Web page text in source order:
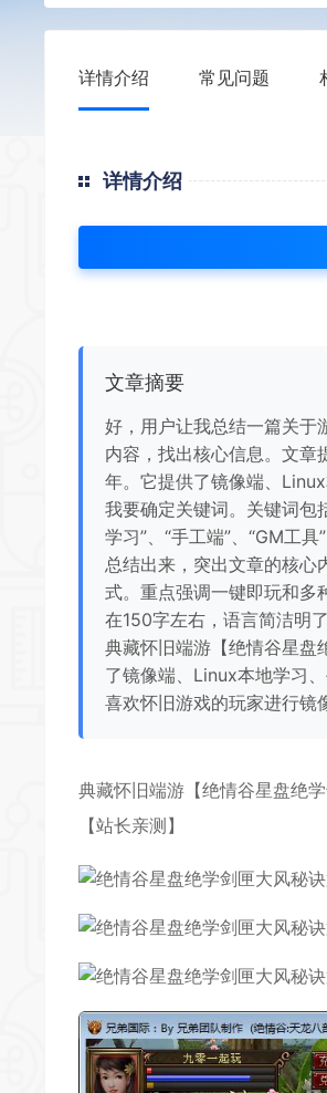
详情介绍 常见问题
详情介绍
文章摘要
好，用户让我总结一篇关于
内容，找出核心信息。文
年。它提供了镜像端、
我要确定关键词。关键词包
学习”、“手工端”、“GM工
总结出来，突出文章的核心
式。重点强调一键即玩和多
在150字左右，语言简洁明
典藏怀旧端游【绝情谷星盘
了镜像端、Linux本地学习
喜欢怀旧游戏的玩家进行镜
典藏怀旧端游【绝情谷星盘绝
【站长亲测】